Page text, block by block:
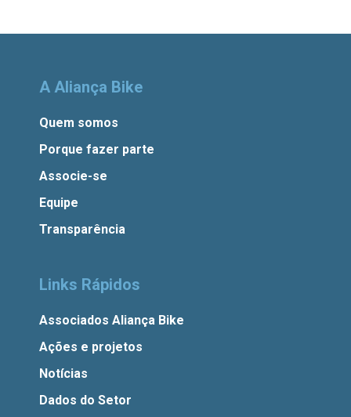
A Aliança Bike
Quem somos
Porque fazer parte
Associe-se
Equipe
Transparência
Links Rápidos
Associados Aliança Bike
Ações e projetos
Notícias
Dados do Setor